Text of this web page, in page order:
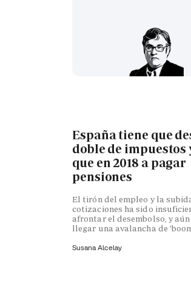
España tiene que
doble de impuestos
que en 2018 a pagar
pensiones
El tirón del empleo y la
cotizaciones ha sido
afrontar el desembolso, y
llegar una avalancha de
Susana Alcelay